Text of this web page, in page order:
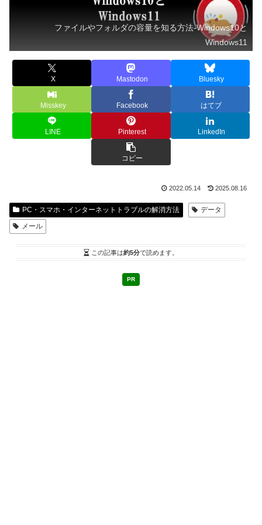
ファイルやフォルダの容量を知る方法-Windows10と
Windows11
X Mastodon Bluesky
Misskey Facebook はてブ
LINE Pinterest LinkedIn
コピー
2022.05.14 2025.08.16
PC・スマホ・インターネットトラブルの解消方法
データ
メール
この記事は約5分で読めます。
PR